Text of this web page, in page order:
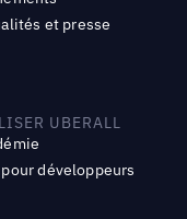
et presse
UBERALL
développeurs